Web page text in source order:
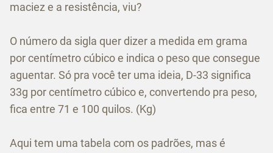
maciez e a resistência, viu?
O número da sigla quer dizer a medida em grama
por centímetro cúbico e indica o peso que consegue
aguentar. Só pra você ter uma ideia, D-33 significa
33g por centímetro cúbico e, convertendo pra peso,
fica entre 71 e 100 quilos. (Kg)
Aqui tem uma tabela com os padrões, mas é